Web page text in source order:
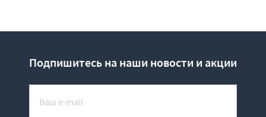
Подпишитесь на наши новости и акции